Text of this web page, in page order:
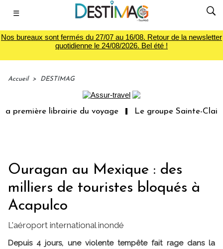
☰
Nos bureaux sont fermés du 27/07 au 16/08. Retour de la newsletter
quotidienne le 24/08/2026. Bel été !
Accueil > DESTIMAG
librairie du voyage Le groupe Sainte-Claire
Ouragan au Mexique : des
milliers de touristes bloqués à
Acapulco
L'aéroport international inondé
Depuis 4 jours, une violente tempête fait rage dans la